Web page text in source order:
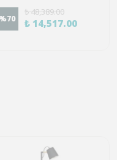
%70
₺ 48,389.00
₺ 14,517.00